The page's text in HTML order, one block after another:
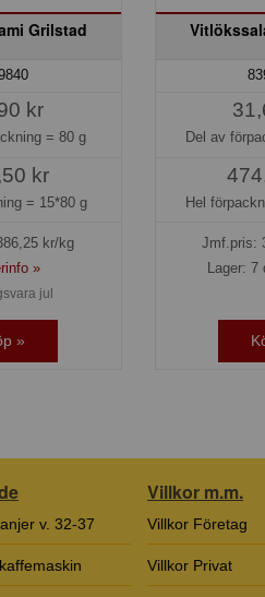
Grilstad
kr
=80 g
kr
= 15*80 g
kr/kg
»
jul
»
Del av
Hel
Jmf.pris:
Lager: 7
v. 32-37
Villkor m.m.
Villkor Företag
Villkor Privat